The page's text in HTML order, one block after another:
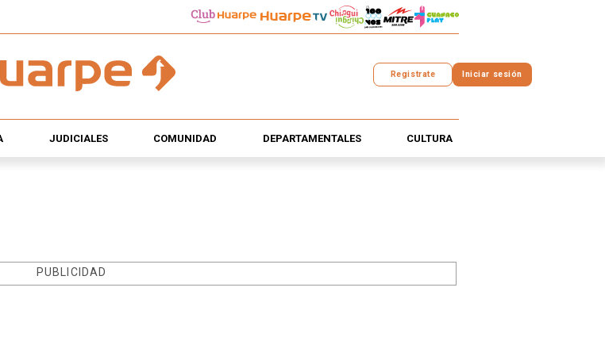
Registrate Iniciar sesión
JUDICIALES COMUNIDAD DEPARTAMENTALES CULTURA
PUBLICIDAD